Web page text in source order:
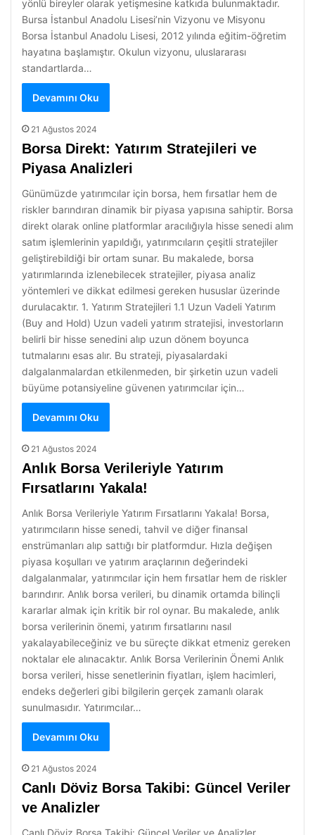
yönlü bireyler olarak yetişmesine katkıda bulunmaktadır.
Bursa İstanbul Anadolu Lisesi’nin Vizyonu ve Misyonu
Borsa İstanbul Anadolu Lisesi, 2012 yılında eğitim-öğretim
hayatına başlamıştır. Okulun vizyonu, uluslararası
standartlarda…
Devamını Oku
21 Ağustos 2024
Borsa Direkt: Yatırım Stratejileri ve
Piyasa Analizleri
Günümüzde yatırımcılar için borsa, hem fırsatlar hem de
riskler barındıran dinamik bir piyasa yapısına sahiptir. Borsa
direkt olarak online platformlar aracılığıyla hisse senedi alım
satım işlemlerinin yapıldığı, yatırımcıların çeşitli stratejiler
geliştirebildiği bir ortam sunar. Bu makalede, borsa
yatırımlarında izlenebilecek stratejiler, piyasa analiz
yöntemleri ve dikkat edilmesi gereken hususlar üzerinde
durulacaktır. 1. Yatırım Stratejileri 1.1 Uzun Vadeli Yatırım
(Buy and Hold) Uzun vadeli yatırım stratejisi, investorların
belirli bir hisse senedini alıp uzun dönem boyunca
tutmalarını esas alır. Bu strateji, piyasalardaki
dalgalanmalardan etkilenmeden, bir şirketin uzun vadeli
büyüme potansiyeline güvenen yatırımcılar için…
Devamını Oku
21 Ağustos 2024
Anlık Borsa Verileriyle Yatırım
Fırsatlarını Yakala!
Anlık Borsa Verileriyle Yatırım Fırsatlarını Yakala! Borsa,
yatırımcıların hisse senedi, tahvil ve diğer finansal
enstrümanları alıp sattığı bir platformdur. Hızla değişen
piyasa koşulları ve yatırım araçlarının değerindeki
dalgalanmalar, yatırımcılar için hem fırsatlar hem de riskler
barındırır. Anlık borsa verileri, bu dinamik ortamda bilinçli
kararlar almak için kritik bir rol oynar. Bu makalede, anlık
borsa verilerinin önemi, yatırım fırsatlarını nasıl
yakalayabileceğiniz ve bu süreçte dikkat etmeniz gereken
noktalar ele alınacaktır. Anlık Borsa Verilerinin Önemi Anlık
borsa verileri, hisse senetlerinin fiyatları, işlem hacimleri,
endeks değerleri gibi bilgilerin gerçek zamanlı olarak
sunulmasıdır. Yatırımcılar…
Devamını Oku
21 Ağustos 2024
Canlı Döviz Borsa Takibi: Güncel Veriler
ve Analizler
Canlı Döviz Borsa Takibi: Güncel Veriler ve Analizler